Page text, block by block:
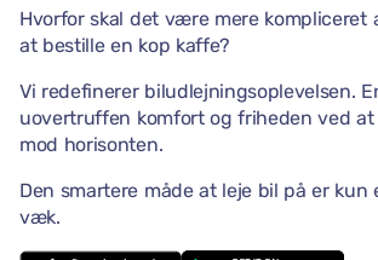
Hvorfor skal det være mere kompliceret
at bestille en kop kaffe?
Vi redefinerer biludlejningsoplevelsen.
uovertruffen komfort og friheden ved at
mod horisonten.
Den smartere måde at leje bil på er kun
væk.